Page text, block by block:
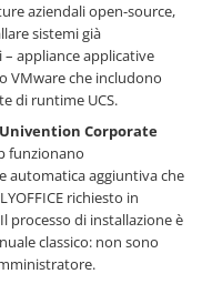
aziendali open-source,
sistemi già
appliance applicative
VMware che includono
di runtime UCS.
Univention Corporate
funzionano
automatica aggiuntiva che
richiesto in
processo di installazione è
classico: non sono